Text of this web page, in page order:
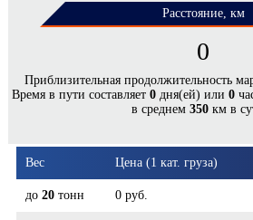
Расстояние, км
0
Приблизительная продолжительность
Время в пути составляет 0дня(ей) или 0
в среднем 350 км в
ЦЕНЫ НА ПЕРЕВОЗКУ
ГРУЗОВ ПО МАРШРУТУ
Вес Цена (1 кат. груза)
до 20тонн 0 руб.